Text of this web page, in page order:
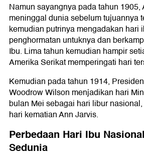
Namun sayangnya pada tahun 1905,
meninggal dunia sebelum tujuannya
kemudian putrinya mengadakan hari
penghormatan untuknya dan
Ibu. Lima tahun kemudian hampir
Amerika Serikat memperingati hari
Kemudian pada tahun 1914,
Woodrow Wilson menjadikan hari
bulan Mei sebagai hari libur
hari kematian Ann Jarvis.
Perbedaan Hari Ibu
Sedunia